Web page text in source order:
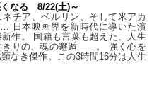
くなる 8/22(土)～
ネチア、ベルリン、そして米アカ
日本映画界を新時代に導いた濱
作。 国籍も言葉も超えた、人生
きりの、魂の邂逅――。 強く心を
なき傑作。この3時間16分は人生